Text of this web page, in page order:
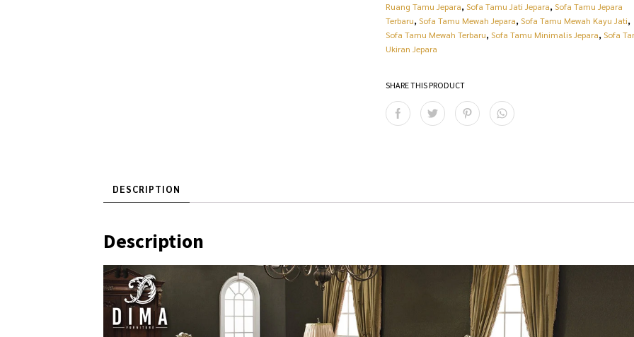
Ruang Tamu Jepara, Sofa Tamu Jati Jepara, Sofa Tamu Jepara
Terbaru, Sofa Tamu Mewah Jepara, Sofa Tamu Mewah Kayu Jati,
Sofa Tamu Mewah Terbaru, Sofa Tamu Minimalis Jepara, Sofa
Ukiran Jepara
SHARE THIS PRODUCT
DESCRIPTION
Description